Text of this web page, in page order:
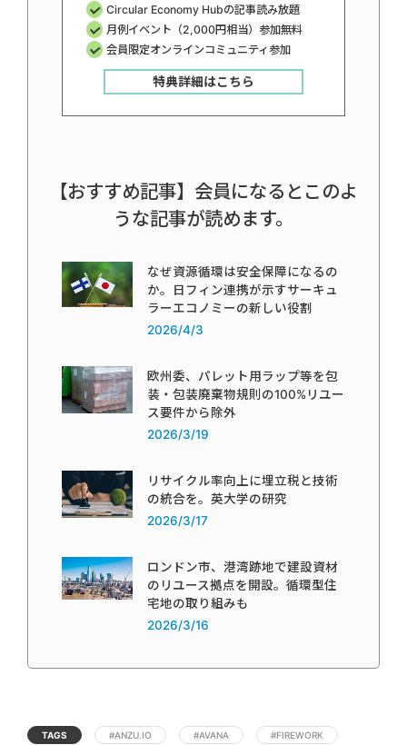
Circular Economy Hubの記事読み放題
月例イベント（2,000円相当）参加無料
会員限定オンラインコミュニティ参加
特典詳細はこちら
【おすすめ記事】会員になるとこのよ
うな記事が読めます。
なぜ資源循環は安全保障になるの
か。日フィン連携が示すサーキュ
ラーエコノミーの新しい役割
2026/4/3
欧州委、パレット用ラップ等を包
装・包装廃棄物規則の100%リユー
ス要件から除外
2026/3/19
リサイクル率向上に埋立税と技術
の統合を。英大学の研究
2026/3/17
ロンドン市、港湾跡地で建設資材
のリユース拠点を開設。循環型住
宅地の取り組みも
2026/3/16
TAGS #ANZU.IO #AVANA #FIREWORK